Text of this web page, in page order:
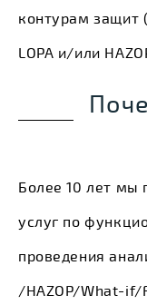
контурам защит
LOPA и/или
Более 10 лет мы
услуг по
проведения
/HAZOP/What-if/